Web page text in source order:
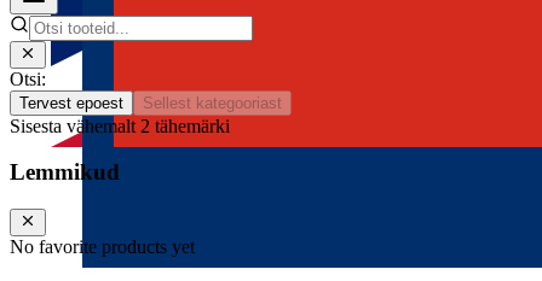
Otsi:
Tervest epoest Sellest kategooriast
Sisesta vähemalt 2 tähemärki
Lemmikud
No favorite products yet